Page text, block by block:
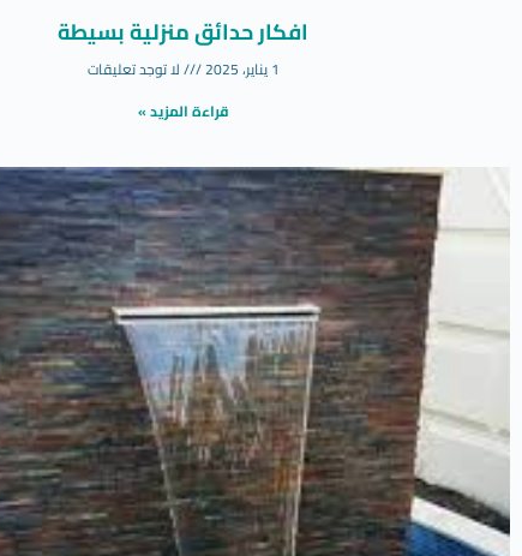
افكار حدائق منزلية بسيطة
1 يناير، 2025
لا توجد تعليقات
قراءة المزيد »